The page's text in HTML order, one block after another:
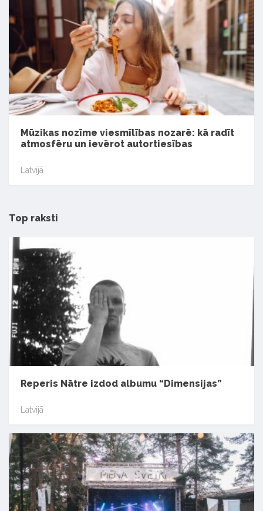
Mūzikas nozīme viesmīlības nozarē: kā radīt
atmosfēru un ievērot autortiesības
Latvijā
Top raksti
Reperis Nātre izdod albumu “Dimensijas”
Latvijā